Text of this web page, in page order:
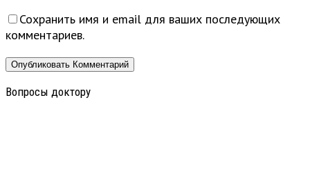
Сохранить имя и email для ваших последующих
комментариев.
Вопросы доктору